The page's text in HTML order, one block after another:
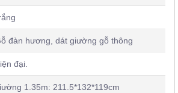
hương, dát giường gỗ thông
đại.
1.35m: 211.5*132*119cm